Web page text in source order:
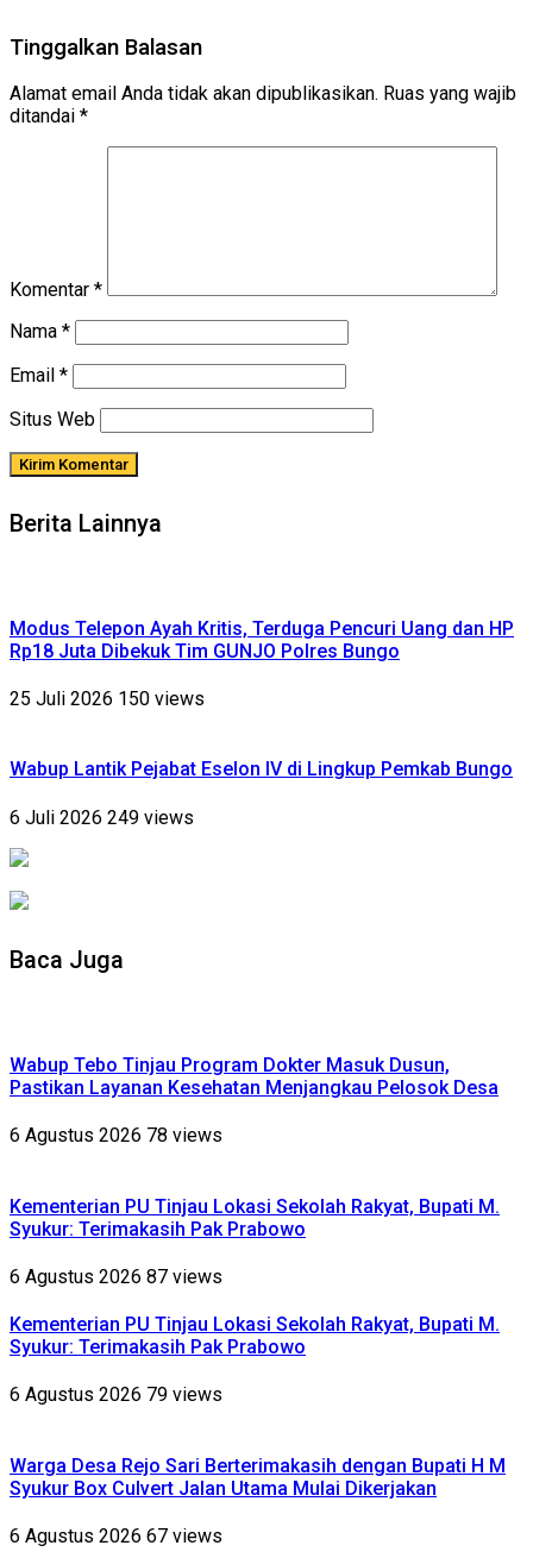
Tinggalkan Balasan
Alamat email Anda tidak akan dipublikasikan. Ruas yang wajib
ditandai *
Komentar *
Nama *
Email *
Situs Web
Berita Lainnya
Modus Telepon Ayah Kritis, Terduga Pencuri Uang dan HP
Rp18 Juta Dibekuk Tim GUNJO Polres Bungo
25 Juli 2026 150 views
Wabup Lantik Pejabat Eselon IV di Lingkup Pemkab Bungo
6 Juli 2026 249 views
Baca Juga
Wabup Tebo Tinjau Program Dokter Masuk Dusun,
Pastikan Layanan Kesehatan Menjangkau Pelosok Desa
6 Agustus 2026 78 views
Kementerian PU Tinjau Lokasi Sekolah Rakyat, Bupati M.
Syukur: Terimakasih Pak Prabowo
6 Agustus 2026 87 views
Kementerian PU Tinjau Lokasi Sekolah Rakyat, Bupati M.
Syukur: Terimakasih Pak Prabowo
6 Agustus 2026 79 views
Warga Desa Rejo Sari Berterimakasih dengan Bupati H M
Syukur Box Culvert Jalan Utama Mulai Dikerjakan
6 Agustus 2026 67 views